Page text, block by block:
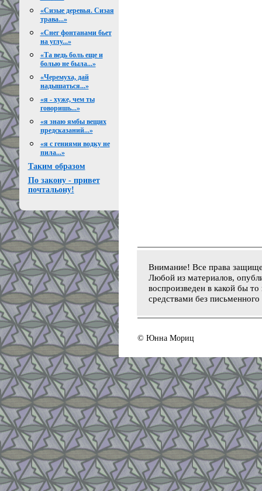
«Сизые деревья. Сизая
трава...»
«Снег фонтанами бьет
на углу...»
«Та ведь боль еще и
болью не была...»
«Черемуха, дай
надышаться...»
«я - хуже, чем ты
говоришь...»
«я знаю ямбы вещих
предсказаний...»
«я с гениями водку не
пила...»
Таким образом
По закону - привет
почтальону!
Внимание! Все права
Любой из материалов,
воспроизведен в какой бы
средствами без
© Юнна Мориц